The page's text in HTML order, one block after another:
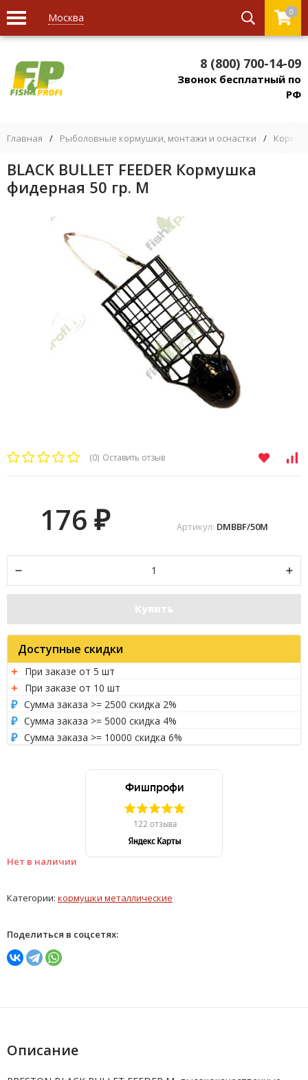
Москва 0
8 (800) 700-14-09
Звонок бесплатный по
РФ
Главная / Рыболовные кормушки, монтажи и оснастки /
BLACK BULLET FEEDER Кормушка
фидерная 50 гр. M
(0) Оставить отзыв
Нет в наличии
Артикул: DMBBF/50M
176 ₽
Купить
Доступные скидки
При заказе от 5 шт
При заказе от 10 шт
Сумма заказа >= 2500 скидка 2%
Сумма заказа >= 5000 скидка 4%
Сумма заказа >= 10000 скидка 6%
Категории: кормушки металлические
Поделиться в соцсетях:
Описание